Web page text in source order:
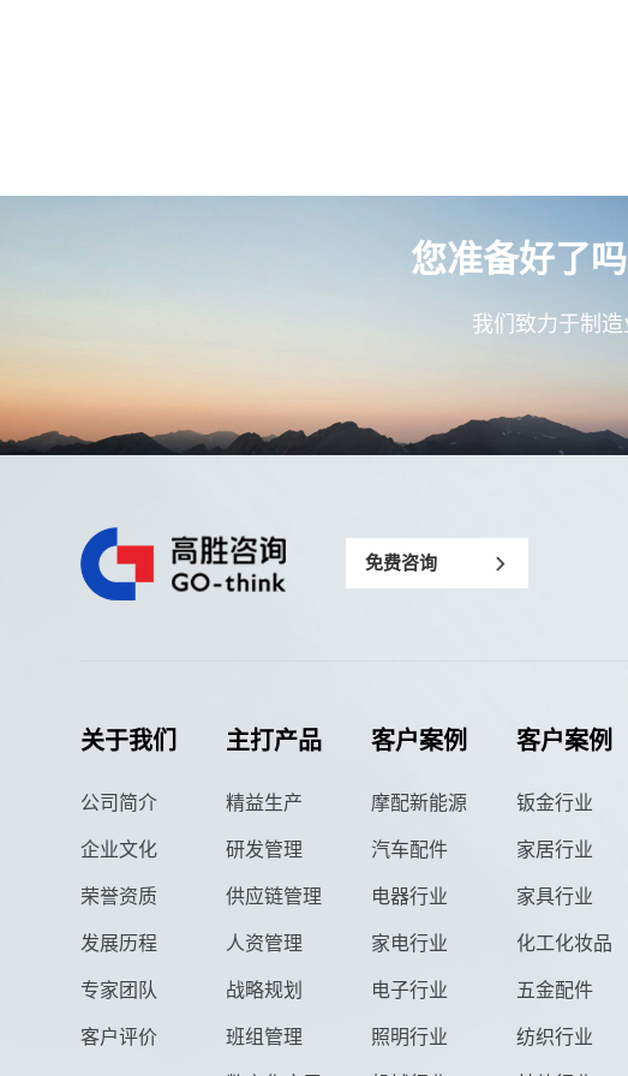
您准备好了
我们致力于制
免费咨询
关于我们
公司简介
企业文化
荣誉资质
发展历程
专家团队
客户评价
主打产品
精益生产
研发管理
供应链管理
人资管理
战略规划
班组管理
客户案例
摩配新能源
汽车配件
电器行业
家电行业
电子行业
照明行业
客户案例
钣金行业
家居行业
家具行业
化工化妆品
五金配件
纺织行业